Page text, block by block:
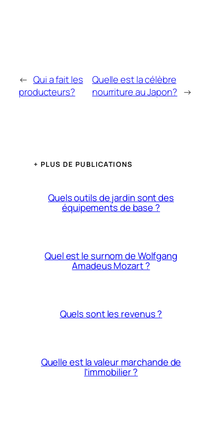
← Qui a fait les
producteurs?
Quelle est la célèbre
nourriture au Japon? →
+ PLUS DE PUBLICATIONS
Quels outils de jardin sont des
équipements de base ?
Quel est le surnom de Wolfgang
Amadeus Mozart ?
Quels sont les revenus ?
Quelle est la valeur marchande de
l’immobilier ?